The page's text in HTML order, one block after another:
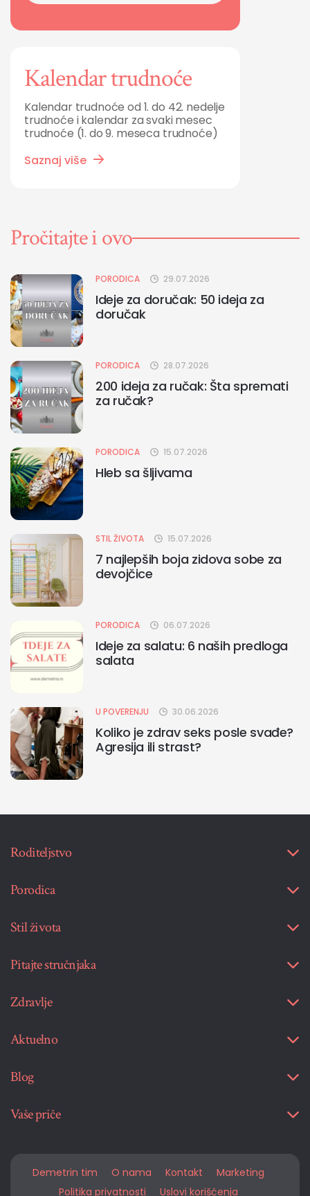
Kalendar trudnoće
Kalendar trudnoće od 1. do 42. nedelje
trudnoće i kalendar za svaki mesec
trudnoće (1. do 9. meseca trudnoće)
Saznaj više
Pročitajte i ovo
PORODICA 29.07.2026
Ideje za doručak: 50 ideja za
doručak
PORODICA 28.07.2026
200 ideja za ručak: Šta spremati
za ručak?
PORODICA 15.07.2026
Hleb sa šljivama
STIL ŽIVOTA 15.07.2026
7 najlepših boja zidova sobe za
devojčice
PORODICA 06.07.2026
Ideje za salatu: 6 naših predloga
salata
U POVERENJU 30.06.2026
Koliko je zdrav seks posle svađe?
Agresija ili strast?
Roditeljstvo
Porodica
Stil života
Pitajte stručnjaka
Zdravlje
Aktuelno
Blog
Vaše priče
Demetrin tim O nama Kontakt
Marketing
Politika privatnosti
Uslovi korišćenja